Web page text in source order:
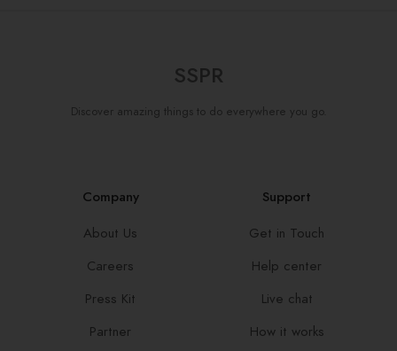
SSPR
Discover amazing things to do everywhere you go.
Company
About Us
Careers
Press Kit
Partner
Support
Get in Touch
Help center
Live chat
How it works